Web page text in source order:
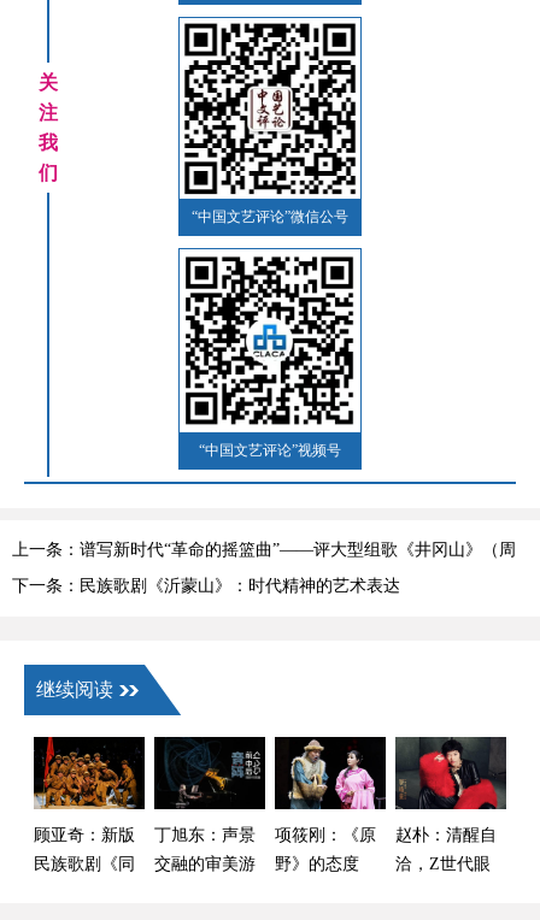
关
注
我
们
“中国文艺评论”微信公号
“中国文艺评论”视频号
上一条：谱写新时代“革命的摇篮曲”——评大型组歌《井冈山》（周
由强）
下一条：民族歌剧《沂蒙山》：时代精神的艺术表达
继续阅读
顾亚奇：新版
民族歌剧《同
丁旭东：声景
交融的审美游
项筱刚：《原
野》的态度
赵朴：清醒自
洽，Z世代眼